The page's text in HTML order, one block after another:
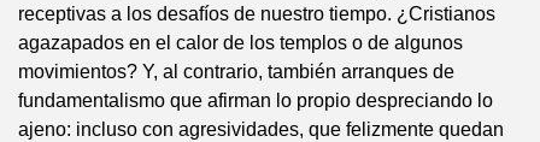
receptivas a los desafíos de nuestro tiempo. ¿Cristianos
agazapados en el calor de los templos o de algunos
movimientos? Y, al contrario, también arranques de
fundamentalismo que afirman lo propio despreciando lo
ajeno: incluso con agresividades, que felizmente quedan